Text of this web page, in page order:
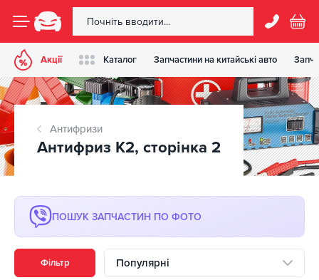
Акції Каталог Запчастини на китайські авто
Антифризи
Антифриз К2, сторінка 2
ПОШУК ЗАПЧАСТИН ПО ФОТО
Фільтр Популярні